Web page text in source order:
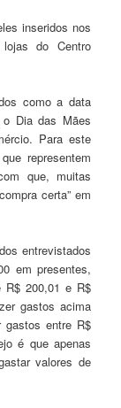
inseridos nos
do Centro
como a data
o Dia das Mães
Para este
representem
que, muitas
certa” em
entrevistados
em presentes,
R$ 200,01 e R$
gastos acima
gastos entre R$
é que apenas
valores de